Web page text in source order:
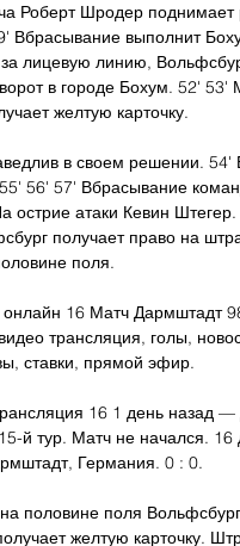
Роберт Шродер поднимает
Вбрасывание выполнит
лицевую линию,
в городе Бохум. 52'
желтую карточку.
в своем решении. 54'
56' 57' Вбрасывание
атаки Кевин
получает право на
поля.
16 Матч Дармштадт
трансляция, голы,
ставки, прямой эфир.
16 1 день назад
й тур. Матч не начался. 16
Германия. 0 : 0.
половине поля
желтую карточку.